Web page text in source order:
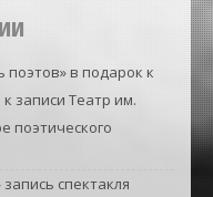
поэтов» в подарок к
к записи Театр им.
поэтического
спектакля